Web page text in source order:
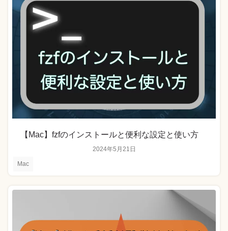
Mac
2024年5月21日
【Mac】fzfのインストールと便利な設定と使い方